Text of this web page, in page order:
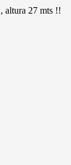
altura 27 mts !!